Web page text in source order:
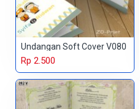
Undangan Soft Cover V080
Rp 2.500